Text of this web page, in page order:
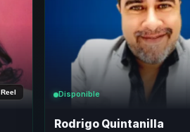
Disponible
Rodrigo Quintanilla